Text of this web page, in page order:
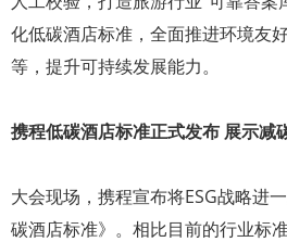
化低碳酒店标准，全面推进环境友
等，提升可持续发展能力。
携程低碳酒店标准正式发布 展示减
大会现场，携程宣布将ESG战略进
碳酒店标准》。相比目前的行业标